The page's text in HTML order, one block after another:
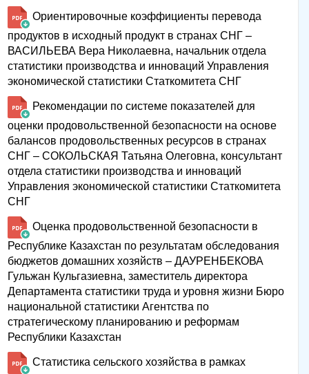
Ориентировочные коэффициенты перевода
продуктов в исходный продукт в странах СНГ –
ВАСИЛЬЕВА Вера Николаевна, начальник отдела
статистики производства и инноваций Управления
экономической статистики Статкомитета СНГ
Рекомендации по системе показателей для
оценки продовольственной безопасности на основе
балансов продовольственных ресурсов в странах
СНГ – СОКОЛЬСКАЯ Татьяна Олеговна, консультант
отдела статистики производства и инноваций
Управления экономической статистики Статкомитета
СНГ
Оценка продовольственной безопасности в
Республике Казахстан по результатам обследования
бюджетов домашних хозяйств – ДАУРЕНБЕКОВА
Гульжан Кульгазиевна, заместитель директора
Департамента статистики труда и уровня жизни Бюро
национальной статистики Агентства по
стратегическому планированию и реформам
Республики Казахстан
Статистика сельского хозяйства в рамках